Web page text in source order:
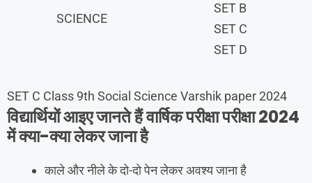
SCIENCE
SET B
SET C
SET D
SET C Class 9th Social Science Varshik paper 2024
विद्यार्थियों आइए जानते हैं वार्षिक परीक्षा परीक्षा 2024
में क्या-क्या लेकर जाना है
काले और नीले के दो-दो पेन लेकर अवश्य जाना है